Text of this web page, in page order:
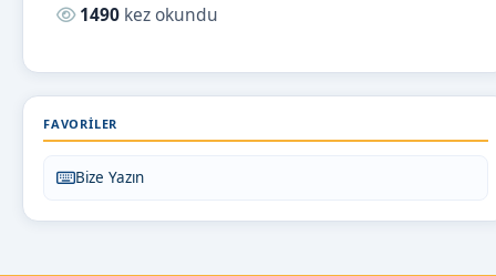
Okunma sayısı:
1490 kez okundu
FAVORILER
Bize Yazın